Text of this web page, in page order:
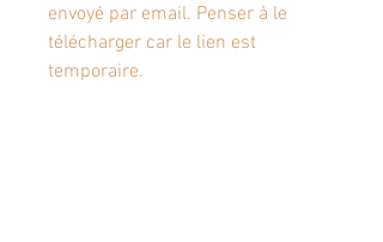
envoyé par email. Penser à le
télécharger car le lien est
temporaire.